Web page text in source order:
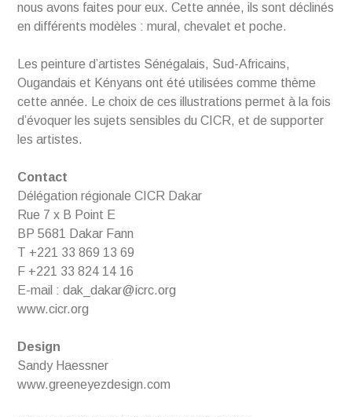
nous avons faites pour eux. Cette année, ils sont déclinés
en différents modèles : mural, chevalet et poche.
Les peinture d’artistes Sénégalais, Sud-Africains,
Ougandais et Kényans ont été utilisées comme thème
cette année. Le choix de ces illustrations permet à la fois
d’évoquer les sujets sensibles du CICR, et de supporter
les artistes.
Contact
Délégation régionale CICR Dakar
Rue 7 x B Point E
BP 5681 Dakar Fann
T +221 33 869 13 69
F +221 33 824 14 16
E-mail : dak_dakar@icrc.org
www.cicr.org
Design
Sandy Haessner
www.greeneyezdesign.com